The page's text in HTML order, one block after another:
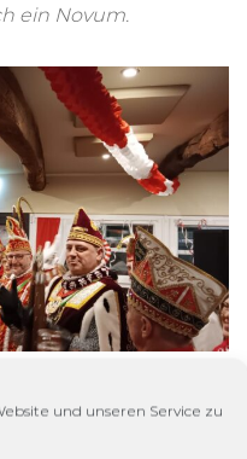
und unseren Service zu
ein Novum.